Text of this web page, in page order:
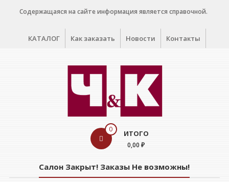
Содержащаяся на сайте информация является справочной.
КАТАЛОГ Как заказать Новости Контакты
дегустации
0 ИТОГО
0,00 ₽
Салон Закрыт! Заказы Не возможны!